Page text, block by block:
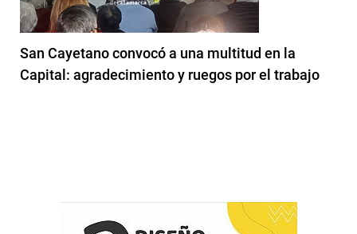
San Cayetano convocó a una multitud en la
Capital: agradecimiento y ruegos por el trabajo